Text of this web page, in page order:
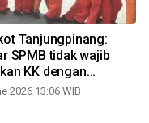
Tanjungpinang:
SPMB tidak wajib
KK dengan
2026 13:06 WIB